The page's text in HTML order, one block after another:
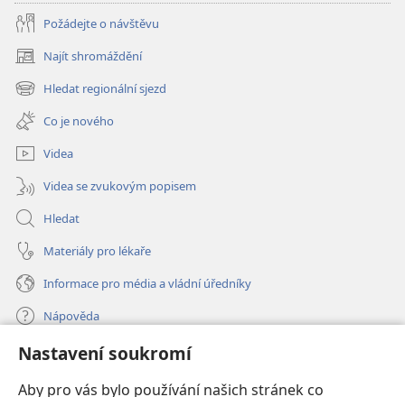
Nastavení soukromí
Aby pro vás bylo používání našich stránek co
Požádejte o návštěvu
Najít shromáždění
(otevřeno
nové
okno)
Hledat regionální sjezd
(otevřeno
nové
okno)
Co je nového
Videa
Videa se zvukovým popisem
Hledat
Materiály pro lékaře
Informace pro média a vládní úředníky
Nápověda
Dary
nové